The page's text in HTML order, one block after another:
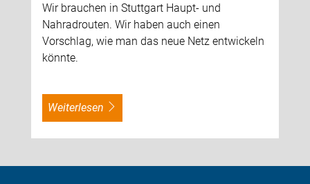
Wir brauchen in Stuttgart Haupt- und
Nahradrouten. Wir haben auch einen
Vorschlag, wie man das neue Netz entwickeln
könnte.
weiterlesen